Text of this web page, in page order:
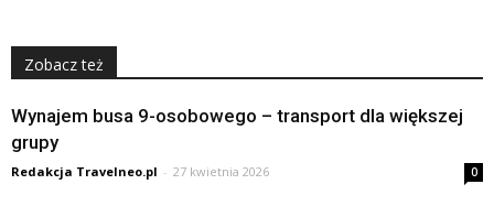
Zobacz też
Wynajem busa 9-osobowego – transport dla większej
grupy
Redakcja Travelneo.pl - 27 kwietnia 2026 0